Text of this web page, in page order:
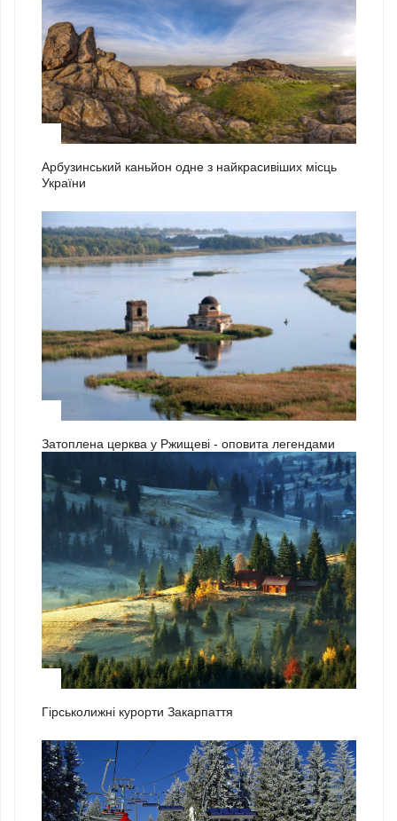
Арбузинський каньйон одне з найкрасивіших місць
України
Затоплена церква у Ржищеві - оповита легендами
Гірськолижні курорти Закарпаття